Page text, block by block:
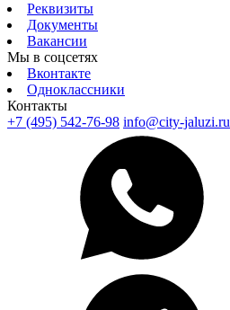
Реквизиты
Документы
Вакансии
Мы в соцсетях
Вконтакте
Одноклассники
Контакты
+7 (495) 542-76-98 info@city-jaluzi.ru